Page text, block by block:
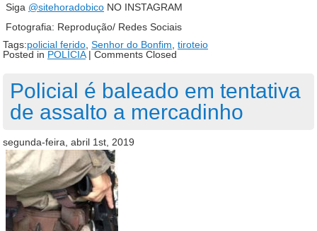
Siga @sitehoradobico NO INSTAGRAM
Fotografia: Reprodução/ Redes Sociais
Tags:policial ferido Senhor do Bonfim tiroteio
Posted in POLÍCIA| Comments Closed
Policial é baleado em tentativa
de assalto a mercadinho
segunda-feira, abril 1st, 2019